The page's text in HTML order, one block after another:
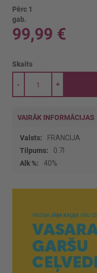
Pērc 1
gab.
99,99 €
Skaits
+
-
VAIRĀK INFORMĀCIJAS
Vairāk
informācijas
FRANCIJA
0.7l
40%